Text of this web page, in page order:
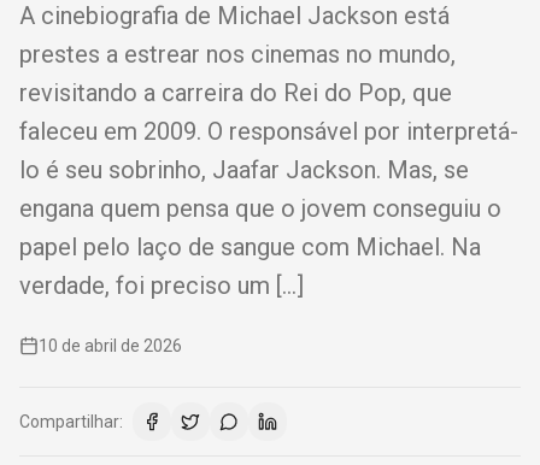
A cinebiografia de Michael Jackson está
prestes a estrear nos cinemas no mundo,
revisitando a carreira do Rei do Pop, que
faleceu em 2009. O responsável por interpretá-
lo é seu sobrinho, Jaafar Jackson. Mas, se
engana quem pensa que o jovem conseguiu o
papel pelo laço de sangue com Michael. Na
verdade, foi preciso um […]
10 de abril de 2026
Compartilhar: